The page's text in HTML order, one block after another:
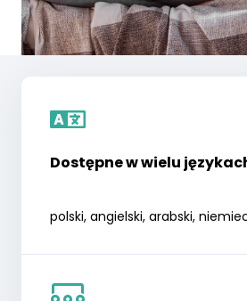
Dostępne w wielu
polski, angielski, arabski,